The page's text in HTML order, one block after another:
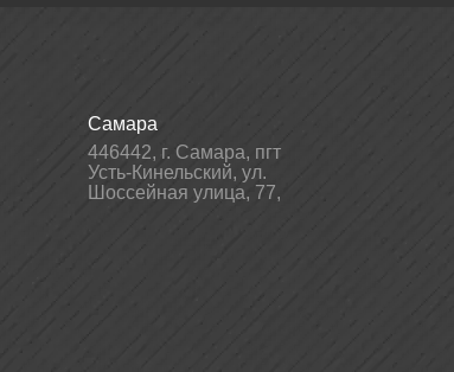
Самара
446442, г. Самара, пгт
Усть-Кинельский, ул.
Шоссейная улица, 77,